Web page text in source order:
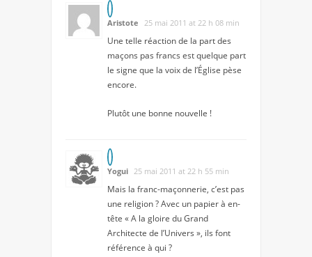
Aristote 25 mai 2011 at 22 h 08 min
Une telle réaction de la part des
maçons pas francs est quelque part
le signe que la voix de l’Église pèse
encore.
Plutôt une bonne nouvelle !
Yogui 25 mai 2011 at 22 h 55 min
Mais la franc-maçonnerie, c’est pas
une religion ? Avec un papier à en-
tête « A la gloire du Grand
Architecte de l’Univers », ils font
référence à qui ?